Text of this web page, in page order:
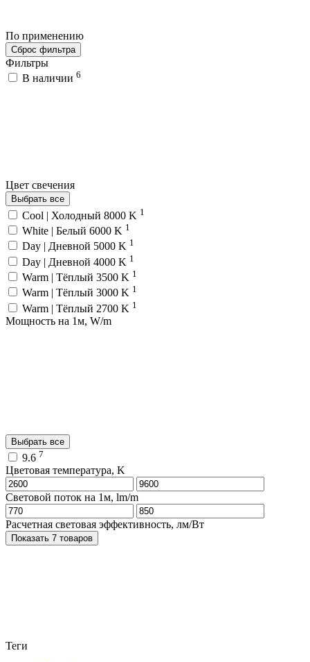
По применению
Сброс фильтра
Фильтры
В наличии 6
Цвет свечения
Выбрать все
Cool | Холодный 8000 K 1
White | Белый 6000 K 1
Day | Дневной 5000 K 1
Day | Дневной 4000 K 1
Warm | Тёплый 3500 K 1
Warm | Тёплый 3000 K 1
Warm | Тёплый 2700 K 1
Мощность на 1м, W/m
Выбрать все
9.6 7
Цветовая температура, K
Световой поток на 1м, lm/m
Расчетная световая эффективность, лм/Вт
Показать 7 товаров
Теги